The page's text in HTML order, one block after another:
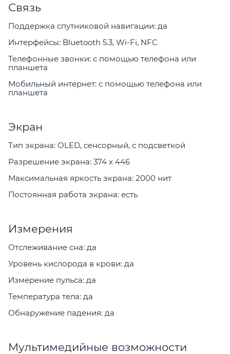
Связь
Поддержка спутниковой навигации: да
Интерфейсы: Bluetooth 5.3, Wi-Fi, NFC
Телефонные звонки: с помощью телефона или
планшета
Мобильный интернет: с помощью телефона или
планшета
Экран
Тип экрана: OLED, сенсорный, с подсветкой
Разрешение экрана: 374 x 446
Максимальная яркость экрана: 2000 нит
Постоянная работа экрана: есть
Измерения
Отслеживание сна: да
Уровень кислорода в крови: да
Измерение пульса: да
Температура тела: да
Обнаружение падения: да
Мультимедийные возможности